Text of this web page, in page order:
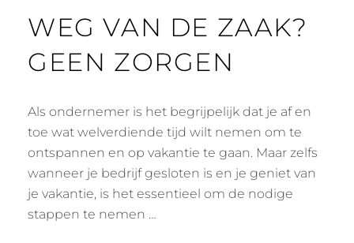
WEG VAN DE ZAAK?
GEEN ZORGEN
Als ondernemer is het begrijpelijk dat je af en
toe wat welverdiende tijd wilt nemen om te
ontspannen en op vakantie te gaan. Maar zelfs
wanneer je bedrijf gesloten is en je geniet van
je vakantie, is het essentieel om de nodige
stappen te nemen …